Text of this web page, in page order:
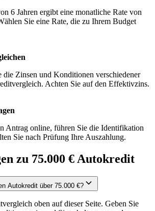
6 Jahren ergibt eine monatliche Rate von
Sie eine Rate, die zu Ihrem Budget
die Zinsen und Konditionen verschiedener
Achten Sie auf den Effektivzins.
Antrag online, führen Sie die Identifikation
Sie nach Prüfung Ihre Auszahlung.
zu 75.000 € Autokredit
Autokredit über 75.000 €?
oben auf dieser Seite. Geben Sie